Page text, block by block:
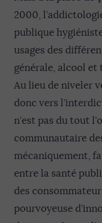
2000,
publique
usages des
générale, alcool et
Au lieu de niveler
donc vers
n’est pas du tout
communautaire
mécaniquement,
entre la santé
des
pourvoyeuse